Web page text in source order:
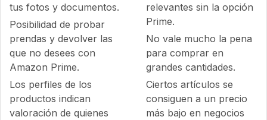
tus fotos y documentos.
Posibilidad de probar
prendas y devolver las
que no desees con
Amazon Prime.
Los perfiles de los
productos indican
valoración de quienes
relevantes sin la opción
Prime.
No vale mucho la pena
para comprar en
grandes cantidades.
Ciertos artículos se
consiguen a un precio
más bajo en negocios